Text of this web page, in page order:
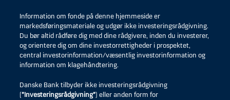
Information om fonde på denne hjemmeside er
markedsføringsmateriale og udgør ikke investeringsrådgivning.
Du bør altid rådføre dig med dine rådgivere, inden du investerer,
og orientere dig om dine investorrettigheder i prospektet,
central investorinformation/væsentlig investorinformation og
information om klagehåndtering.
Danske Bank tilbyder ikke investeringsrådgivning
(”Investeringsrådgivning”) eller anden form for